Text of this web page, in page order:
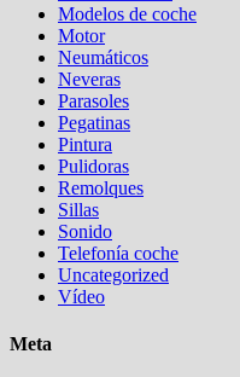
Modelos de coche
Motor
Neumáticos
Neveras
Parasoles
Pegatinas
Pintura
Pulidoras
Remolques
Sillas
Sonido
Telefonía coche
Uncategorized
Vídeo
Meta